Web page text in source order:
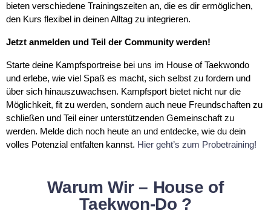
bieten verschiedene Trainingszeiten an, die es dir ermöglichen,
den Kurs flexibel in deinen Alltag zu integrieren.
Jetzt anmelden und Teil der Community werden!
Starte deine Kampfsportreise bei uns im House of Taekwondo
und erlebe, wie viel Spaß es macht, sich selbst zu fordern und
über sich hinauszuwachsen. Kampfsport bietet nicht nur die
Möglichkeit, fit zu werden, sondern auch neue Freundschaften zu
schließen und Teil einer unterstützenden Gemeinschaft zu
werden. Melde dich noch heute an und entdecke, wie du dein
volles Potenzial entfalten kannst. Hier geht’s zum Probetraining!
Warum Wir – House of
Taekwon-Do ?